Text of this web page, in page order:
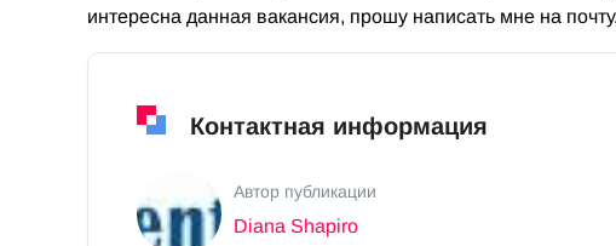
интересна данная вакансия, прошу написать мне на почту.
Контактная информация
Автор публикации
Diana Shapiro